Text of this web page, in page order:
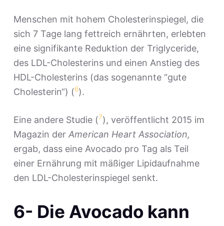
Menschen mit hohem Cholesterinspiegel, die
sich 7 Tage lang fettreich ernährten, erlebten
eine signifikante Reduktion der Triglyceride,
des LDL-Cholesterins und einen Anstieg des
HDL-Cholesterins (das sogenannte “gute
Cholesterin“) (6).
Eine andere Studie (7), veröffentlicht 2015 im
Magazin der American Heart Association,
ergab, dass eine Avocado pro Tag als Teil
einer Ernährung mit mäßiger Lipidaufnahme
den LDL-Cholesterinspiegel senkt.
6- Die Avocado kann